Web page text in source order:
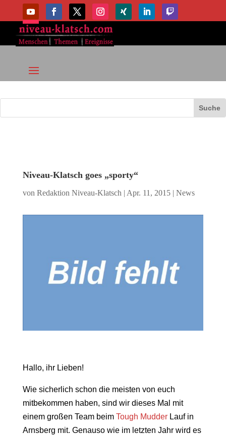
Niveau-Klatsch goes „sporty“
von Redaktion Niveau-Klatsch | Apr. 11, 2015| News
Hallo, ihr Lieben!
Wie sicherlich schon die meisten von euch
mitbekommen haben, sind wir dieses Mal mit
einem großen Team beim Tough MudderLauf in
Arnsberg mit. Genauso wie im letzten Jahr wird es